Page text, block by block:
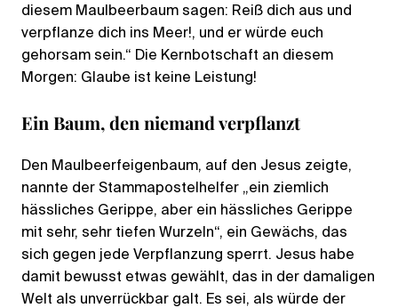
diesem Maulbeerbaum sagen: Reiß dich aus und
verpflanze dich ins Meer!, und er würde euch
gehorsam sein.“ Die Kernbotschaft an diesem
Morgen: Glaube ist keine Leistung!
Ein Baum, den niemand verpflanzt
Den Maulbeerfeigenbaum, auf den Jesus zeigte,
nannte der Stammapostelhelfer „ein ziemlich
hässliches Gerippe, aber ein hässliches Gerippe
mit sehr, sehr tiefen Wurzeln“, ein Gewächs, das
sich gegen jede Verpflanzung sperrt. Jesus habe
damit bewusst etwas gewählt, das in der damaligen
Welt als unverrückbar galt. Es sei, als würde der